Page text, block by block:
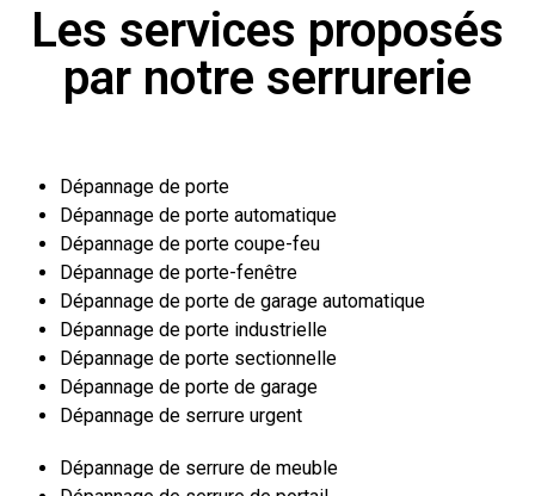
Les services proposés
par notre serrurerie
Dépannage de porte
Dépannage de porte automatique
Dépannage de porte coupe-feu
Dépannage de porte-fenêtre
Dépannage de porte de garage automatique
Dépannage de porte industrielle
Dépannage de porte sectionnelle
Dépannage de porte de garage
Dépannage de serrure urgent
Dépannage de serrure de meuble